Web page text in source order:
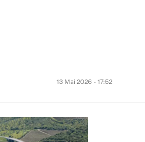
13 Mai 2026 - 17:52